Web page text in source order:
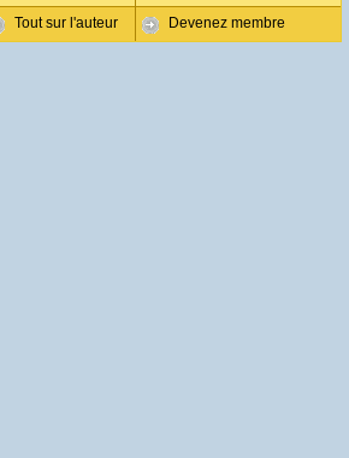
Tout sur l'auteur Devenez membre